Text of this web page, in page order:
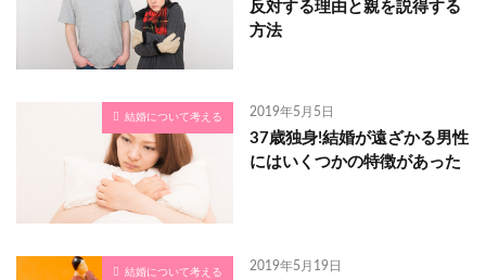
反対する理由と親を説得する
方法
結婚について考える 2019年5月5日
37歳独身!結婚が遠ざかる男性
にはいくつかの特徴があった
結婚について考える 2019年5月19日